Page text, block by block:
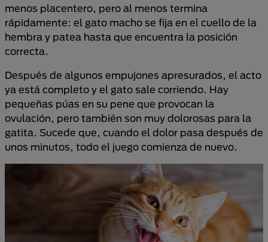
menos placentero, pero al menos termina
rápidamente: el gato macho se fija en el cuello de la
hembra y patea hasta que encuentra la posición
correcta.
Después de algunos empujones apresurados, el acto
ya está completo y el gato sale corriendo. Hay
pequeñas púas en su pene que provocan la
ovulación, pero también son muy dolorosas para la
gatita. Sucede que, cuando el dolor pasa después de
unos minutos, todo el juego comienza de nuevo.